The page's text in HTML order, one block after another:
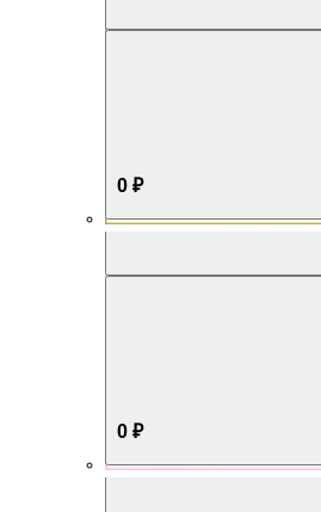
0 ₽
0 ₽